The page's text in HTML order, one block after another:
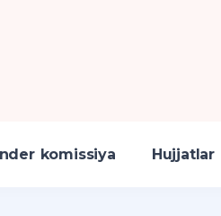
komissiya Hujjatlar